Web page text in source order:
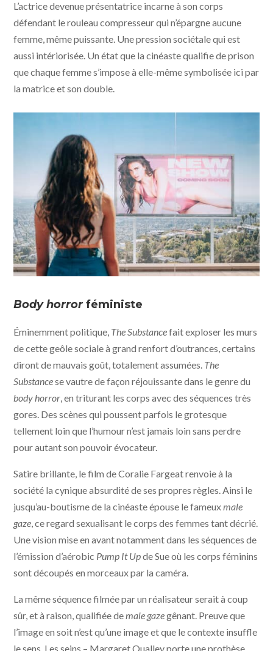
L’actrice devenue présentatrice incarne à son corps
défendant le rouleau compresseur qui n’épargne aucune
femme, même puissante. Une pression sociétale qui est
aussi intériorisée. Un état que la cinéaste qualifie de prison
que chaque femme s’impose à elle-même symbolisée ici par
la matrice et son double.
BLACKSMITH - METROPOLITAN FILMEXPORT - MUBI
Body horrorféministe
Éminemment politique, The Substancefait exploser les murs
de cette geôle sociale à grand renfort d’outrances, certains
diront de mauvais goût, totalement assumées. The
Substancese vautre de façon réjouissante dans le genre du
body horror, en triturant les corps avec des séquences très
gores. Des scènes qui poussent parfois le grotesque
tellement loin que l’humour n’est jamais loin sans perdre
pour autant son pouvoir évocateur.
Satire brillante, le film de Coralie Fargeat renvoie à la
société la cynique absurdité de ses propres règles. Ainsi le
jusqu’au-boutisme de la cinéaste épouse le fameuxmale
gaze, ce regard sexualisant le corps des femmes tant décrié.
Une vision mise en avant notamment dans les séquences de
l’émission d’aérobic Pump It Upde Sue où les corps féminins
sont découpés en morceaux par la caméra.
La même séquence filmée par un réalisateur serait à coup
sûr, et à raison, qualifiée demale gazegênant. Preuve que
l’image en soit n’est qu’une image et que le contexte insuffle
le sens. Les seins – Margaret Qualley porte une prothèse